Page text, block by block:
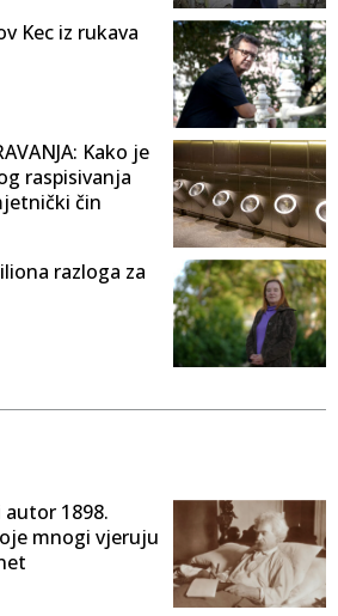
Kec iz rukava
Kako je
raspisivanja
čin
razloga za
autor 1898.
mnogi vjeruju